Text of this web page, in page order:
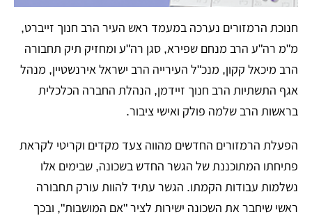
​חנוכת הרמזורים נערכה במעמד ראש העיר הרב חנוך זייברט,
מ"מ רה"ע הרב מנחם שפירא, סגן רה"ע ומחזיק תיק תחבורה
הרב מיכאל קקון, מנכ"ל העירייה הרב ישראל אירנשטיין, מנהל
אגף התשתיות הרב חנוך זיידמן, הנהלת החברה הכלכלית
בראשות הרב שלמה פולק ואישי ציבור.
​הפעלת הרמזורים החדשים מהווה צעד מקדים וקריטי לקראת
פתיחתו המתוכננת של הגשר החדש בשכונה, שבימים אלו
נשלמות עבודות הקמתו. הגשר עתיד להוות עורק תחבורה
ראשי שיחבר את השכונה ישירות לציר "אם המושבות", ובכך